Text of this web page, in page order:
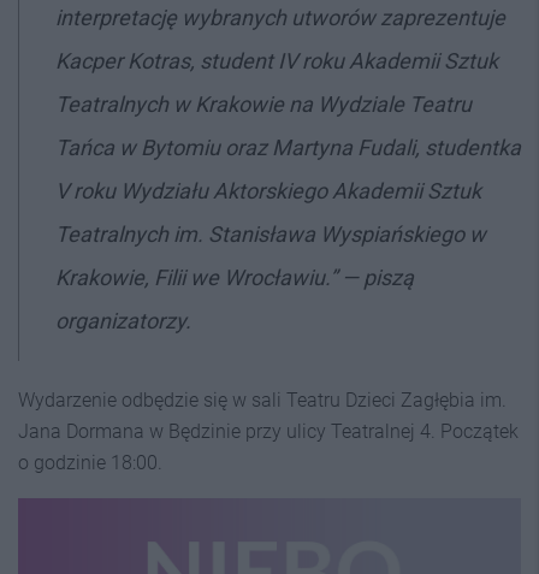
interpretację wybranych utworów zaprezentuje
Kacper Kotras, student IV roku Akademii Sztuk
Teatralnych w Krakowie na Wydziale Teatru
Tańca w Bytomiu oraz Martyna Fudali, studentka
V roku Wydziału Aktorskiego Akademii Sztuk
Teatralnych im. Stanisława Wyspiańskiego w
Krakowie, Filii we Wrocławiu.” — piszą
organizatorzy.
Wydarzenie odbędzie się w sali Teatru Dzieci Zagłębia im.
Jana Dormana w Będzinie przy ulicy Teatralnej 4. Początek
o godzinie 18:00.